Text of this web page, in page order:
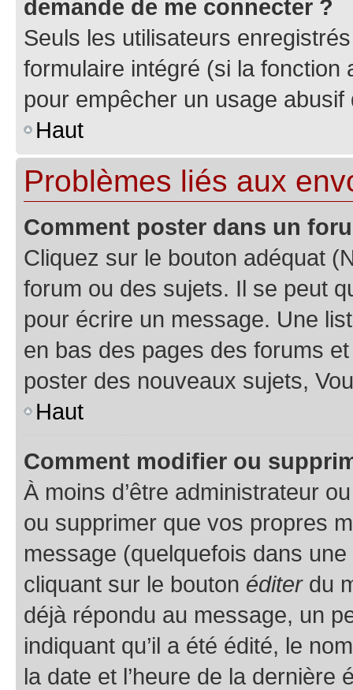
demande de me connecter ?
Seuls les utilisateurs
formulaire intégré (si la fonction
pour empêcher un usage
Haut
Problèmes liés aux
Comment poster dans un
Cliquez sur le bouton adéquat
forum ou des sujets. Il se peut
pour écrire un message. Une
en bas des pages des forums
poster des nouveaux sujets,
Haut
Comment modifier ou
À moins d’être administrateur
ou supprimer que vos propres
message (quelquefois dans
cliquant sur le bouton éditerdu
déjà répondu au message, un
indiquant qu’il a été édité, le
la date et l’heure de la dernière